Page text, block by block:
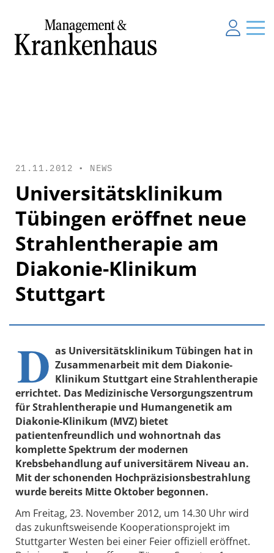
21.11.2012 • NEWS
Universitätsklinikum
Tübingen eröffnet neue
Strahlentherapie am
Diakonie-Klinikum
Stuttgart
D as Universitätsklinikum Tübingen hat in
Zusammenarbeit mit dem Diakonie-
Klinikum Stuttgart eine Strahlentherapie
errichtet. Das Medizinische Versorgungszentrum
für Strahlentherapie und Humangenetik am
Diakonie-Klinikum (MVZ) bietet
patientenfreundlich und wohnortnah das
komplette Spektrum der modernen
Krebsbehandlung auf universitärem Niveau an.
Mit der schonenden Hochpräzisionsbestrahlung
wurde bereits Mitte Oktober begonnen.
Am Freitag, 23. November 2012, um 14.30 Uhr wird
das zukunftsweisende Kooperationsprojekt im
Stuttgarter Westen bei einer Feier offiziell eröffnet.